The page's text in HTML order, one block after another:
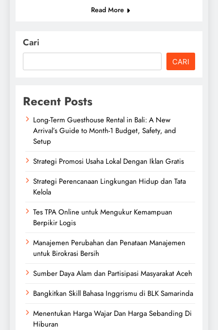
Read More
Cari
CARI
Recent Posts
Long-Term Guesthouse Rental in Bali: A New
Arrival’s Guide to Month-1 Budget, Safety, and
Setup
Strategi Promosi Usaha Lokal Dengan Iklan Gratis
Strategi Perencanaan Lingkungan Hidup dan Tata
Kelola
Tes TPA Online untuk Mengukur Kemampuan
Berpikir Logis
Manajemen Perubahan dan Penataan Manajemen
untuk Birokrasi Bersih
Sumber Daya Alam dan Partisipasi Masyarakat Aceh
Bangkitkan Skill Bahasa Inggrismu di BLK Samarinda
Menentukan Harga Wajar Dan Harga Sebanding Di
Hiburan